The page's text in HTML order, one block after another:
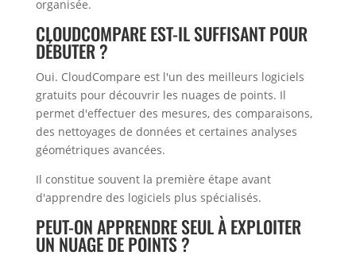
organisée.
CLOUDCOMPARE EST-IL SUFFISANT POUR
DÉBUTER ?
Oui. CloudCompare est l'un des meilleurs logiciels
gratuits pour découvrir les nuages de points. Il
permet d'effectuer des mesures, des comparaisons,
des nettoyages de données et certaines analyses
géométriques avancées.
Il constitue souvent la première étape avant
d'apprendre des logiciels plus spécialisés.
PEUT-ON APPRENDRE SEUL À EXPLOITER
UN NUAGE DE POINTS ?